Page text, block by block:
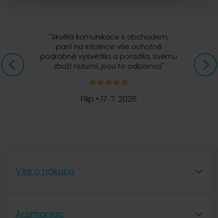
Příkon 365 W
Dokoupení konvice na 3
dokoupit jen konvičku na 3 šálky?
se základnou. Nelze je koupit samostatně.
"Skvělá komunikace s obchodem,
paní na infolince vše ochotně
podrobně vysvětlila a poradila, svému
zboží rozumí, jsou to odborníci"
Filip •17. 7. 2026
Vše o nákupu
Aromaniac